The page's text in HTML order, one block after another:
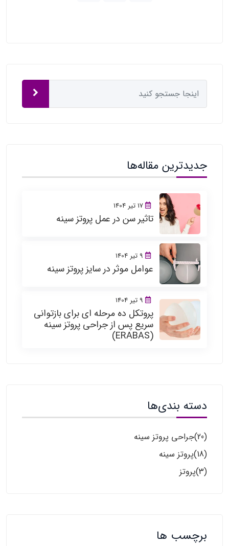
جدیدترین مقاله‌ها
تاثیر سن در عمل پروتز سینه
عوامل موثر در سایز پروتز سینه
پروتکل ده مرحله ای برای بازتوانی
سریع پس از جراحی پروتز سینه
(ERABAS)
دسته بندی‌ها
جراحی پروتز سینه
(20)
پروتز سینه
(18)
پروتز
(3)
برچسب ها